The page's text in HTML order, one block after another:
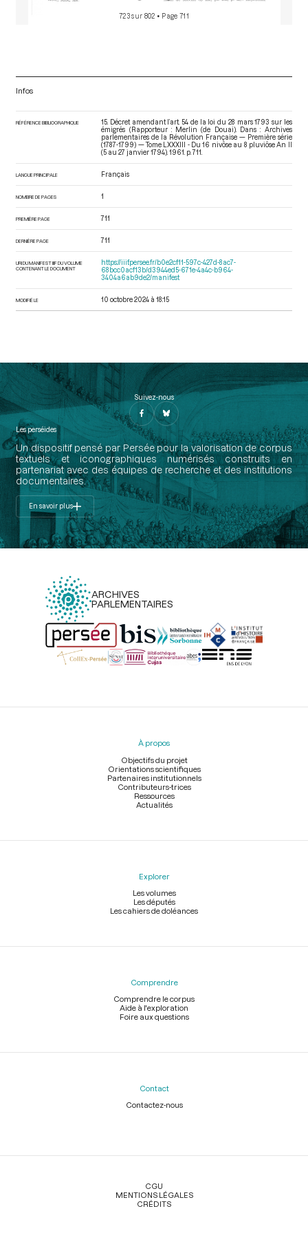
723 sur 802 • Page 711
Infos
RÉFÉRENCE BIBLIOGRAPHIQUE
15. Décret amendant l’art. 54 de la loi du 28 mars 1793 sur les
émigrés (Rapporteur : Merlin (de Douai). Dans : Archives
parlementaires de la Révolution Française — Première série
(1787-1799) — Tome LXXXIII - Du 16 nivôse au 8 pluviôse An II
(5 au 27 janvier 1794) . 1961. p. 711.
LANGUE PRINCIPALE Français
NOMBRE DE PAGES 1
PREMIÈRE PAGE 711
DERNIÈRE PAGE 711
URI DU MANIFEST IIIF DU VOLUME
CONTENANT LE DOCUMENT
https://iiif.persee.fr/b0e2cf11-597c-427d-8ac7-
68bcc0acf13b/d3944ed5-671e-4a4c-b964-
3404a6ab9de2/manifest
MODIFIÉ LE 10 octobre 2024 à 18:15
Suivez-nous
Les perséides
Un dispositif pensé par Persée pour la valorisation de corpus
textuels et iconographiques numérisés construits en
partenariat avec des équipes de recherche et des institutions
documentaires.
En savoir plus
ARCHIVES
PARLEMENTAIRES
Menu
À propos
Objectifs du projet
Orientations scientifiques
Partenaires institutionnels
Contributeurs-trices
Ressources
Actualités
Explorer
Les volumes
Les députés
Les cahiers de doléances
Comprendre
Comprendre le corpus
Aide à l'exploration
Foire aux questions
Contact
Contactez-nous
Légal
CGU
MENTIONS LÉGALES
CRÉDITS